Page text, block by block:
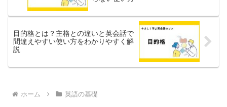
目的格とは？主格との違いと英会話で
間違えやすい使い方をわかりやすく解
説
ホーム 英語の基礎